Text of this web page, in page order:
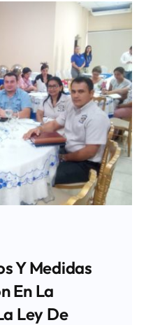
Y Medidas
En La
Ley De